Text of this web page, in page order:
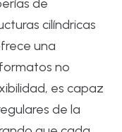
de
cilíndricas
una
no
es capaz
de la